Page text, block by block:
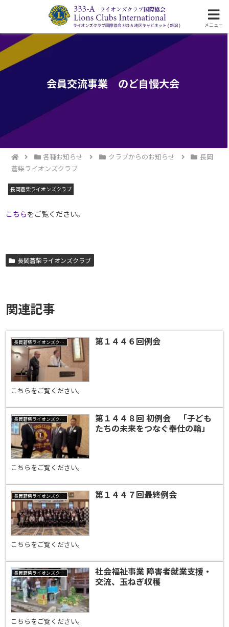
ライオンズクラブ国際協会333-A地区の活動
会員交流事業 のど自慢大会
各種お知らせ クラブからのお知らせ
長岡
蒼柴ライオンズクラブ
長岡蒼柴ライオンズクラブ
こちらをご覧ください。
長岡蒼柴ライオンズクラブ
関連記事
長岡蒼柴ライオンズクラブ 第１４４６回例会
こちらをご覧ください。
長岡蒼柴ライオンズクラブ
第１４４８回 初例会 「子ども
たちの未来をつなぐ奉仕の輪」
こちらをご覧ください。
長岡蒼柴ライオンズクラブ 第１４４７回最終例会
こちらをご覧ください。
長岡蒼柴ライオンズクラブ
社会福祉事業 障害者就業支援・
交流、玉ねぎ収穫
こちらをご覧ください。
メニュー